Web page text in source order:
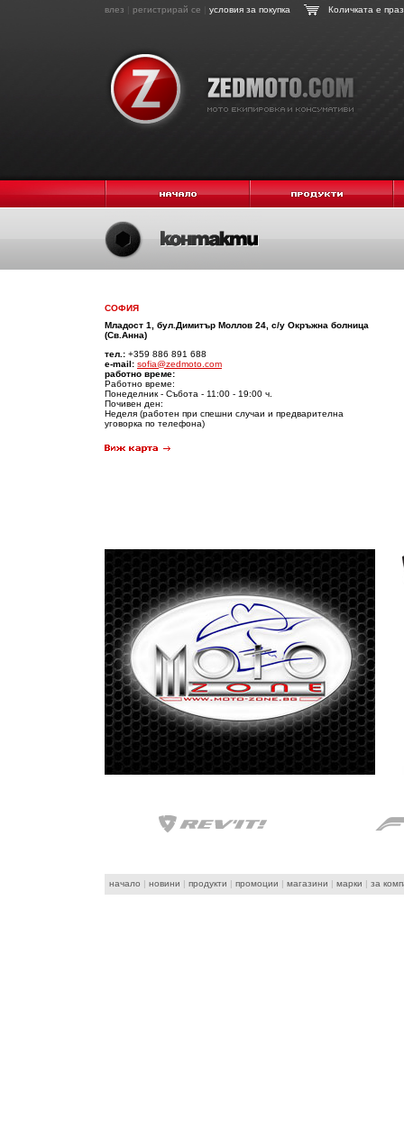
влез регистрирай се условия за покупка Количката е
СОФИЯ
Младост 1, бул.Димитър Моллов 24, с/у Окръжна болница
(Св.Анна)
тел.: +359 886 891 688
e-mail: sofia@zedmoto.com
работно време:
Работно време:
Понеделник - Събота - 11:00 - 19:00 ч.
Почивен ден:
Неделя (работен при спешни случаи и предварителна
уговорка по телефона)
начало | новини | продукти | промоции | магазини | марки | за